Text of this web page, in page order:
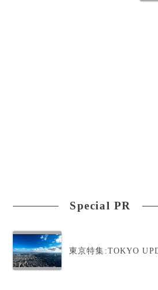
Special PR
東京特集:TOKYO